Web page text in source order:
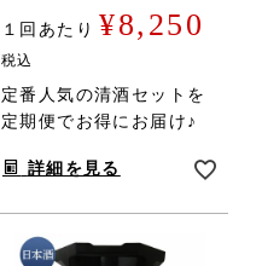
１回あたり ¥8,250
税込
定番人気の清酒セットを
定期便でお得にお届け♪
詳細を見る